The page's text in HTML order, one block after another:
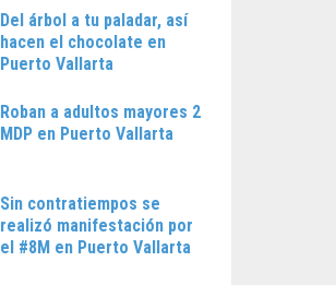
Del árbol a tu paladar, así
hacen el chocolate en
Puerto Vallarta
Roban a adultos mayores 2
MDP en Puerto Vallarta
Sin contratiempos se
realizó manifestación por
el #8M en Puerto Vallarta